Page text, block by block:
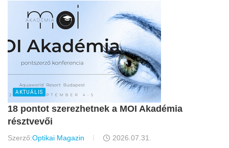
AKTUÁLIS
18 pontot szerezhetnek a MOI Akadémia
résztvevői
Szerző:Optikai Magazin 2026.07.31.